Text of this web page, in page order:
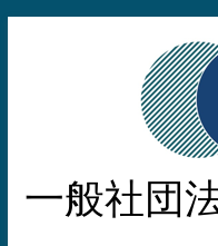
一般社団